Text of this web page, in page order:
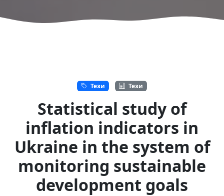
Тези Тези
Statistical study of
inflation indicators in
Ukraine in the system of
monitoring sustainable
development goals